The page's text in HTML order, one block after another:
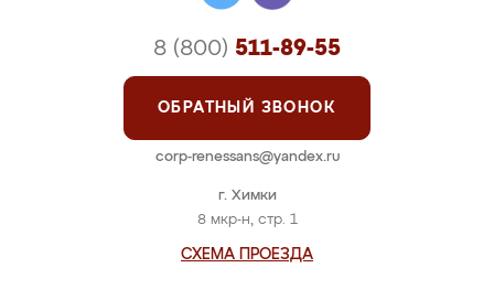
г. Химки
8 мкр-н, стр. 1
СХЕМА ПРОЕЗДА
8 (800) 511-89-55
ОБРАТНЫЙ ЗВОНОК
corp-renessans@yandex.ru